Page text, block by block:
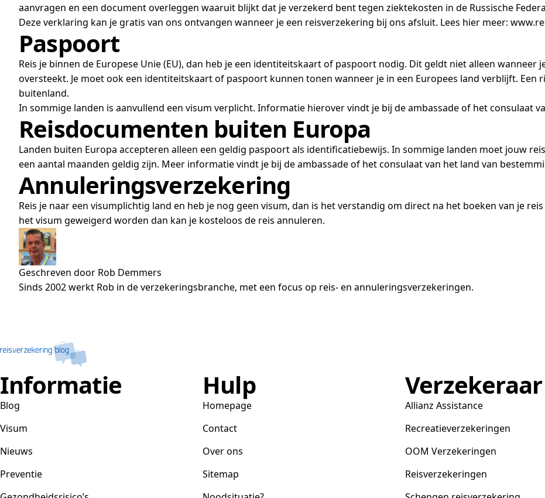
aanvragen en een document overleggen waaruit blijkt dat je verzekerd bent tegen ziektekosten in de Russische
Deze verklaring kan je gratis van ons ontvangen wanneer je een reisverzekering bij ons afsluit. Lees hier meer:
Paspoort
Reis je binnen de Europese Unie (EU), dan heb je een identiteitskaart of paspoort nodig. Dit geldt niet alleen wanneer
oversteekt. Je moet ook een identiteitskaart of paspoort kunnen tonen wanneer je in een Europees land verblijft. Een
buitenland.
In sommige landen is aanvullend een visum verplicht. Informatie hierover vindt je bij de ambassade of het consulaat
Reisdocumenten buiten Europa
Landen buiten Europa accepteren alleen een geldig paspoort als identificatiebewijs. In sommige landen moet jouw
een aantal maanden geldig zijn. Meer informatie vindt je bij de ambassade of het consulaat van het land van
Annuleringsverzekering
Reis je naar een visumplichtig land en heb je nog geen visum, dan is het verstandig om direct na het boeken van je reis
het visum geweigerd worden dan kan je kosteloos de reis annuleren.
Geschreven door Rob Demmers
Sinds 2002 werkt Rob in de verzekeringsbranche, met een focus op reis- en annuleringsverzekeringen.
Informatie
Blog
Visum
Nieuws
Preventie
Hulp
Homepage
Contact
Over ons
Sitemap
Verzekeraar
Allianz Assistance
Recreatieverzekeringen
OOM Verzekeringen
Reisverzekeringen